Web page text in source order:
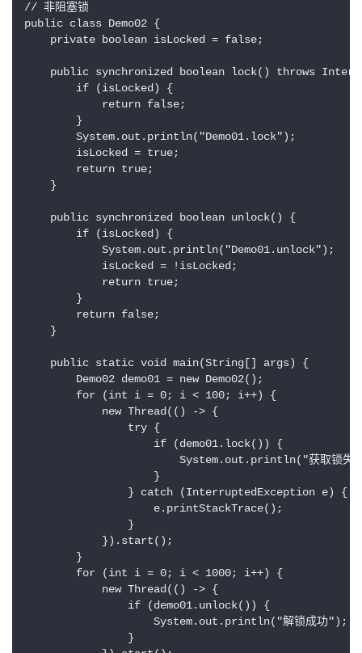
// 非阻塞锁
public class Demo02 {
    private boolean isLocked = false;
public synchronized boolean lock() throws
        if (isLocked) {
            return false;
        }
        System.out.println("Demo01.lock");
        isLocked = true;
        return true;
    }
    public synchronized boolean unlock() {
        if (isLocked) {
            System.out.println("Demo01.unlock");
            isLocked = !isLocked;
            return true;
        }
        return false;
    }
    public static void main(String[] args) {
        Demo02 demo01 = new Demo02();
        for (int i = 0; i < 100; i++) {
            new Thread(() -> {
                try {
                    if (demo01.lock()) {
System.out.println("获取锁失
                    }
                } catch (InterruptedException e) {
                    e.printStackTrace();
                }
            }).start();
        }
        for (int i = 0; i < 1000; i++) {
            new Thread(() -> {
                if (demo01.unlock()) {
                    System.out.println("解锁成功");
                }